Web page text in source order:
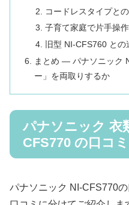
コードレスタイプと
子育て家庭で片手操
旧型 NI-CFS760 との
まとめ — パナソニック
ー」を両取りするか
パナソニック 衣
CFS770 の口コ
パナソニック NI-CFS770